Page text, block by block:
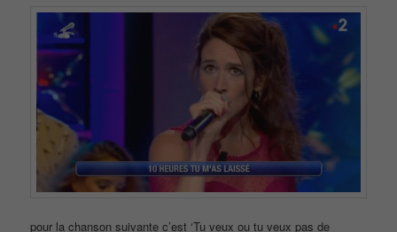
pour la chanson suivante c’est ‘Tu veux ou tu veux pas de